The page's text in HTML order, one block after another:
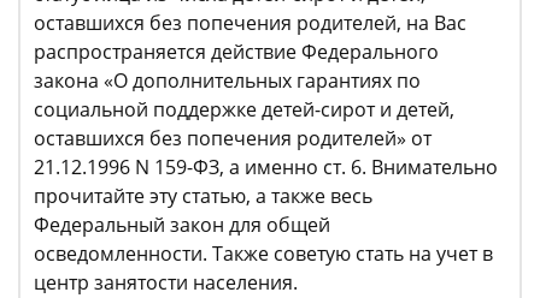
оставшихся без попечения родителей, на Вас
распространяется действие Федерального
закона «О дополнительных гарантиях по
социальной поддержке детей-сирот и детей,
оставшихся без попечения родителей» от
21.12.1996 N 159-ФЗ, а именно ст. 6. Внимательно
прочитайте эту статью, а также весь
Федеральный закон для общей
осведомленности. Также советую стать на учет в
центр занятости населения.